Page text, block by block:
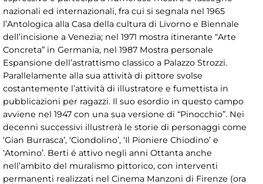
nazionali ed internazionali, fra cui si segnala nel 1965
l’Antologica alla Casa della cultura di Livorno e Biennale
dell’incisione a Venezia; nel 1971 mostra itinerante “Arte
Concreta” in Germania, nel 1987 Mostra personale
Espansione dell’astrattismo classico a Palazzo Strozzi.
Parallelamente alla sua attività di pittore svolse
costantemente l’attività di illustratore e fumettista in
pubblicazioni per ragazzi. Il suo esordio in questo campo
avviene nel 1947 con una sua versione di “Pinocchio”. Nei
decenni successivi illustrerà le storie di personaggi come
‘Gian Burrasca’, ‘Ciondolino’, ‘Il Pioniere Chiodino’ e
‘Atomino’. Berti é attivo negli anni Ottanta anche
nell’ambito del muralismo pittorico, con interventi
permanenti realizzati nel Cinema Manzoni di Firenze (ora